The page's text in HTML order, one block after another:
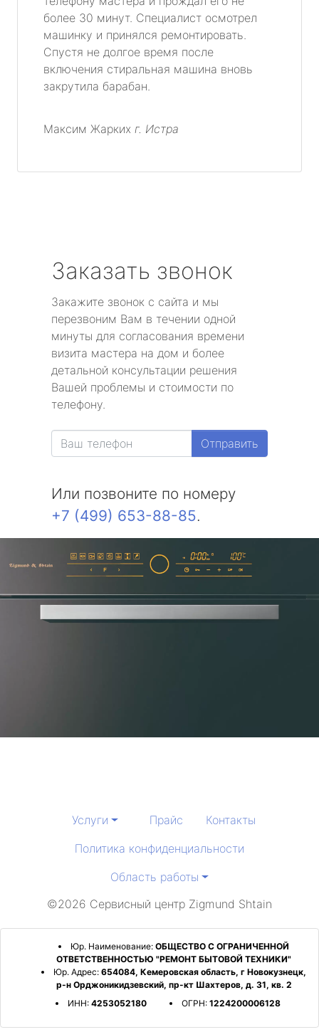
более 30 минут. Специалист осмотрел
машинку и принялся ремонтировать.
Спустя не долгое время после
включения стиральная машина вновь
закрутила барабан.
Максим Жарких г. Истра
Заказать звонок
Закажите звонок с сайта и мы
перезвоним Вам в течении одной
минуты для согласования времени
визита мастера на дом и более
детальной консультации решения
Вашей проблемы и стоимости по
телефону.
Отправить
Или позвоните по номеру
+7 (499) 653-88-85.
Услуги Прайс
Контакты
Политика конфиденциальности
Область работы
©2026 Сервисный центр Zigmund Shtain
Юр. Наименование: ОБЩЕСТВО С ОГРАНИЧЕННОЙ
ОТВЕТСТВЕННОСТЬЮ "РЕМОНТ БЫТОВОЙ ТЕХНИКИ"
Юр. Адрес: 654084, Кемеровская область, г Новокузнецк,
р-н Орджоникидзевский, пр-кт Шахтеров, д. 31, кв. 2
ИНН: 4253052180 ОГРН: 1224200006128